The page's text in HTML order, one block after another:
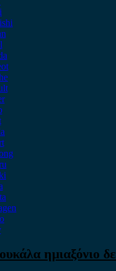
ημιαξόνιο